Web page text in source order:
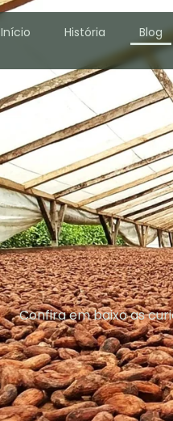
Início História Blog
Confira em baixo as